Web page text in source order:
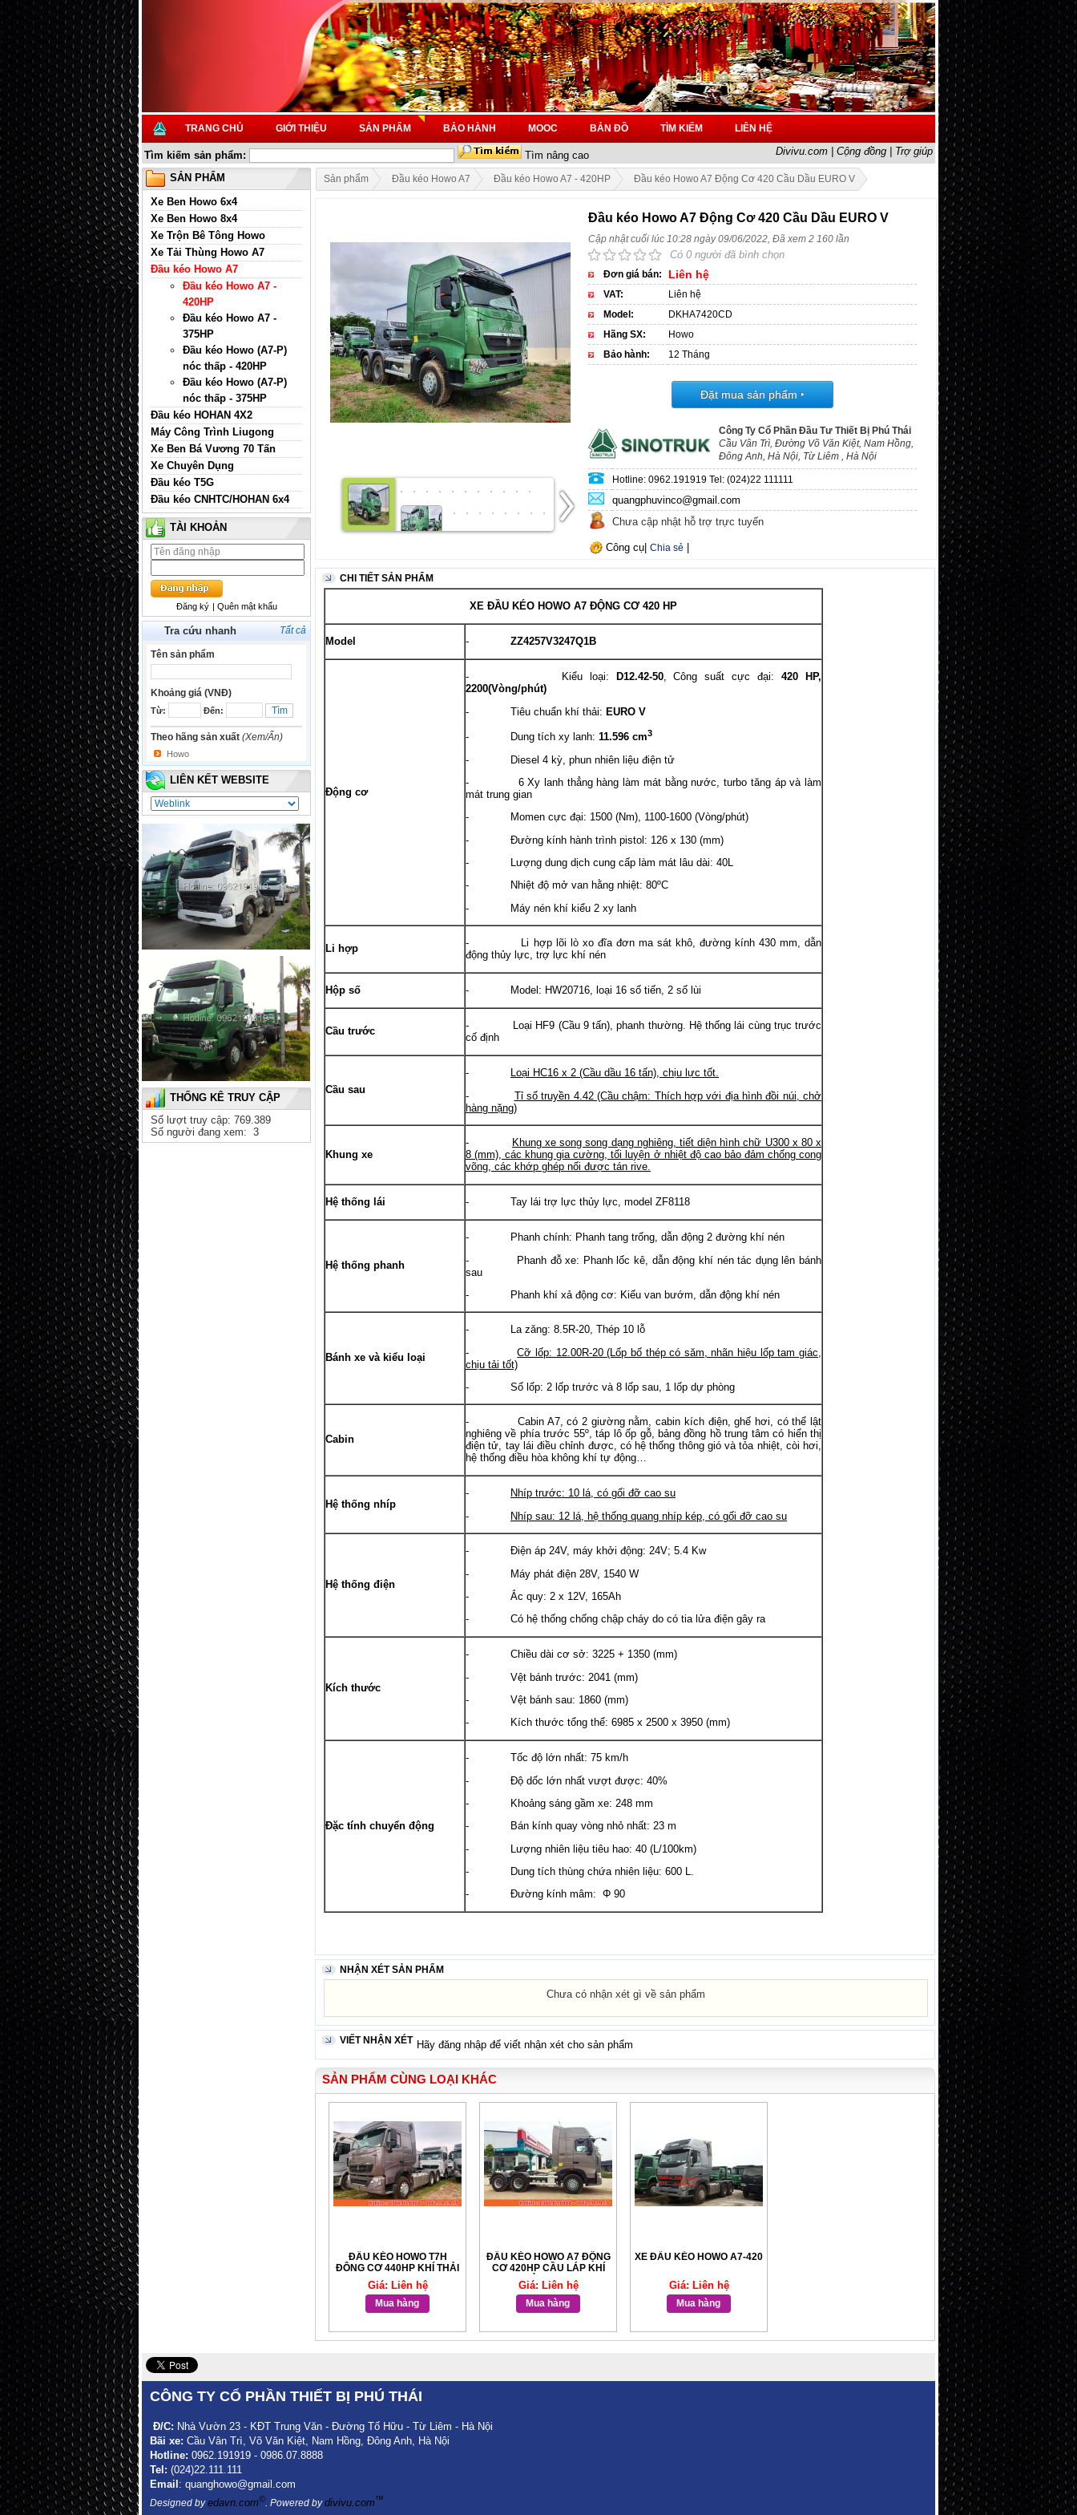
TRANG CHỦ GIỚI THIỆU SẢN PHẨM BẢO HÀNH MOOC BẢN ĐỒ TÌM KIẾM LIÊN HỆ
Tìm kiếm sản phẩm: Tìm nâng cao Divivu.com Cộng đồng Trợ giúp
SẢN PHẨM
Xe Ben Howo 6x4
Xe Ben Howo 8x4
Xe Trộn Bê Tông Howo
Xe Tải Thùng Howo A7
Đầu kéo Howo A7
Đầu kéo Howo A7 -
420HP
Đầu kéo Howo A7 -
375HP
Đầu kéo Howo (A7-P)
nóc thấp - 420HP
Đầu kéo Howo (A7-P)
nóc thấp - 375HP
Đầu kéo HOHAN 4X2
Máy Công Trình Liugong
Xe Ben Bá Vương 70 Tấn
Xe Chuyên Dụng
Đầu kéo T5G
Đầu kéo CNHTC/HOHAN 6x4
TÀI KHOẢN
Đăng ký | Quên mật khẩu
Tra cứu nhanh Tất cả
Tên sản phẩm
Khoảng giá (VNĐ)
Từ: Đến:
Theo hãng sản xuất (Xem/Ẩn)
Howo
LIÊN KẾT WEBSITE
THỐNG KÊ TRUY CẬP
Số lượt truy cập: 769.389
Số người đang xem: 3
Sản phẩm Đầu kéo Howo A7 Đầu kéo Howo A7 - 420HP Đầu kéo Howo A7 Động Cơ 420 Cầu Dầu EURO V
Đầu kéo Howo A7 Động Cơ 420 Cầu Dầu EURO V
Cập nhật cuối lúc 10:28 ngày 09/06/2022, Đã xem 2 160 lần
Có 0 người đã bình chọn
Đơn giá bán: Liên hệ
VAT:
Liên hệ
Model:
DKHA7420CD
Hãng SX:
Howo
Bảo hành:
12 Tháng
Đặt mua sản phẩm ‣
Công Ty Cổ Phần Đầu Tư Thiết Bị Phú Thái
Cầu Vân Trì, Đường Võ Văn Kiệt, Nam Hồng,
Đông Anh, Hà Nội, Từ Liêm , Hà Nội
Hotline: 0962.191919 Tel: (024)22 111111
quangphuvinco@gmail.com
Chưa cập nhật hỗ trợ trực tuyến
Chia sẻ
Công cụ
CHI TIẾT SẢN PHẨM
XE ĐẦU KÉO HOWO A7 ĐỘNG CƠ 420 HP
Model - ZZ4257V3247Q1B
Động cơ
- Kiểu loại: D12.42-50, Công suất cực đại:420 HP,
2200(Vòng/phút)
- Tiêu chuẩn khí thải: EURO V
- Dung tích xy lanh: 11.596 cm3
- Diesel 4 kỳ, phun nhiên liệu điện tử
- 6 Xy lanh thẳng hàng làm mát bằng nước, turbo tăng áp và làm
mát trung gian
- Momen cực đại: 1500 (Nm), 1100-1600 (Vòng/phút)
- Đường kính hành trình pistol: 126 x 130 (mm)
- Lượng dung dịch cung cấp làm mát lâu dài: 40L
- Nhiệt độ mở van hằng nhiệt: 80ºC
- Máy nén khí kiểu 2 xy lanh
Li hợp
- Li hợp lõi lò xo đĩa đơn ma sát khô, đường kính 430 mm, dẫn
động thủy lực, trợ lực khí nén
Hộp số - Model: HW20716, loại 16 số tiến, 2 số lùi
Cầu trước
- Loại HF9 (Cầu 9 tấn), phanh thường. Hệ thống lái cùng trục trước
cố định
Cầu sau
-
Loại HC16 x 2 (Cầu dầu 16 tấn), chịu lực tốt.
- Tỉ số truyền 4.42 (Cầu chậm: Thích hợp với địa hình đồi núi, chở
hàng nặng)
Khung xe
-
Khung xe song song dạng nghiêng, tiết diện hình chữ U300 x 80 x
8 (mm), các khung gia cường, tối luyện ở nhiệt độ cao bảo đảm chống cong
võng, các khớp ghép nối được tán rive.
Hệ thống lái - Tay lái trợ lực thủy lực, model ZF8118
Hệ thống phanh
- Phanh chính: Phanh tang trống, dẫn động 2 đường khí nén
- Phanh đỗ xe: Phanh lốc kê, dẫn động khí nén tác dụng lên bánh
sau
- Phanh khí xả động cơ: Kiểu van bướm, dẫn động khí nén
Bánh xe và kiểu loại
- La zăng: 8.5R-20, Thép 10 lỗ
-Cỡ lốp: 12.00R-20 (Lốp bố thép có săm, nhãn hiệu lốp tam giác,
chịu tải tốt)
- Số lốp: 2 lốp trước và 8 lốp sau, 1 lốp dự phòng
Cabin
- Cabin A7, có 2 giường nằm, cabin kích điện, ghế hơi, có thể lật
nghiêng về phía trước 55º, táp lô ốp gỗ, bảng đồng hồ trung tâm có hiển thị
điện tử, tay lái điều chỉnh được, có hệ thống thông gió và tỏa nhiệt, còi hơi,
hệ thống điều hòa không khí tự động…
Hệ thống nhíp
-
Nhíp trước: 10 lá, có gối đỡ cao su
- Nhíp sau: 12 lá, hệ thống quang nhíp kép, có gối đỡ cao su
Hệ thống điện
- Điện áp 24V, máy khởi động: 24V; 5.4 Kw
- Máy phát điện 28V, 1540 W
- Ắc quy: 2 x 12V, 165Ah
- Có hệ thống chống chập cháy do có tia lửa điện gây ra
Kích thước
- Chiều dài cơ sở: 3225 + 1350 (mm)
- Vệt bánh trước: 2041 (mm)
- Vệt bánh sau: 1860 (mm)
- Kích thước tổng thể: 6985 x 2500 x 3950 (mm)
Đặc tính chuyển động
- Tốc độ lớn nhất: 75 km/h
- Độ dốc lớn nhất vượt được: 40%
- Khoảng sáng gầm xe: 248 mm
- Bán kính quay vòng nhỏ nhất: 23 m
- Lượng nhiên liệu tiêu hao: 40 (L/100km)
- Dung tích thùng chứa nhiên liệu: 600 L.
- Đường kính mâm: Φ 90
NHẬN XÉT SẢN PHẨM
Chưa có nhận xét gì về sản phẩm
VIẾT NHẬN XÉT Hãy đăng nhập để viết nhận xét cho sản phẩm
SẢN PHẨM CÙNG LOẠI KHÁC
ĐẦU KÉO HOWO T7H
ĐÔNG CƠ 440HP KHÍ THẢI
EURO V
Giá: Liên hệ
Mua hàng
ĐẦU KÉO HOWO A7 ĐỘNG
CƠ 420HP CẦU LÁP KHÍ
THẢI EURO 5
Giá: Liên hệ
Mua hàng
XE ĐẦU KÉO HOWO A7-420
Giá: Liên hệ
Mua hàng
CÔNG TY CỔ PHẦN THIẾT BỊ PHÚ THÁI
Đ/C: Nhà Vườn 23 - KĐT Trung Văn - Đường Tố Hữu - Từ Liêm - Hà Nội
Bãi xe: Cầu Vân Trì, Võ Văn Kiệt, Nam Hồng, Đông Anh, Hà Nội
Hotline: 0962.191919 - 0986.07.8888
Tel: (024)22.111.111
Email: quanghowo@gmail.com
Designed byedavn.com©. Powered bydivivu.com™